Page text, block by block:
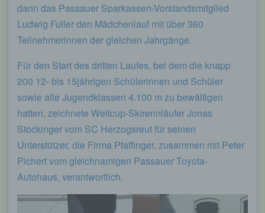
dann das Passauer Sparkassen-Vorstandsmitglied
Ludwig Fuller den Mädchenlauf mit über 360
Teilnehmerinnen der gleichen Jahrgänge.
Für den Start des dritten Laufes, bei dem die knapp
200 12- bis 15jährigen Schülerinnen und Schüler
sowie alle Jugendklassen 4.100 m zu bewältigen
hatten, zeichnete Weltcup-Skirennläufer Jonas
Stockinger vom SC Herzogsreut für seinen
Unterstützer, die Firma Pfaffinger, zusammen mit Peter
Pichert vom gleichnamigen Passauer Toyota-
Autohaus, verantwortlich.